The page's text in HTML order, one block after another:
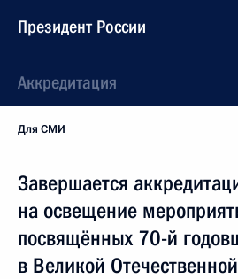
Президент России
Аккредитация
Для СМИ
Завершается
на освещение
посвящённых 70-й
в Великой